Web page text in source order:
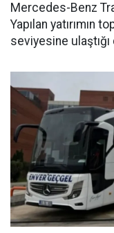
Mercedes-Benz
Yapılan yatırımın
seviyesine